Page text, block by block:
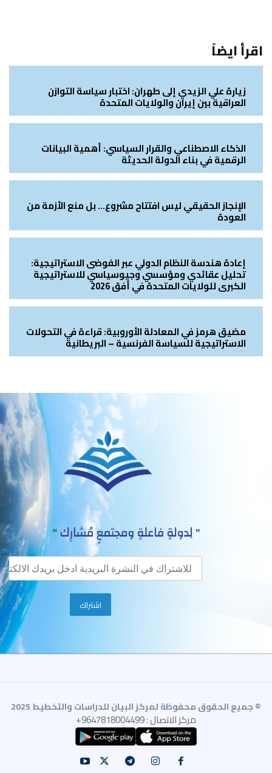
اقرأ ايضاً
زيارة علي الزيدي إلى طهران: اختبار سياسة التوازن
العراقية بين إيران والولايات المتحدة
الذكاء الاصطناعي والقرار السياسي: أهمية البيانات
الرقمية في بناء الدولة الحديثة
الإنجاز الحقيقي ليس افتتاح مشروع… بل منع الأزمة من
العودة
إعادة هندسة النظام الدولي عبر الفوضى الاستراتيجية:
تحليل عقائدي ومؤسسي وجيوسياسي للاستراتيجية
الكبرى للولايات المتحدة في أفق 2026
مضيق هرمز في المعادلة الأوروبية: قراءة في التحولات
الاستراتيجية للسياسة الفرنسية – البريطانية
© جميع الحقوق محفوظة لمركز البيان للدراسات والتخطيط 2025
مركز الاتصال : 9647818004499+